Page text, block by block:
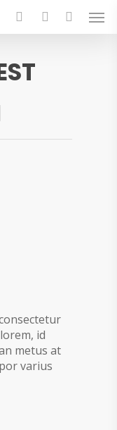
searchaccount
id
metus at
varius